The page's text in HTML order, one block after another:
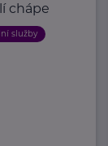
chápe
služby